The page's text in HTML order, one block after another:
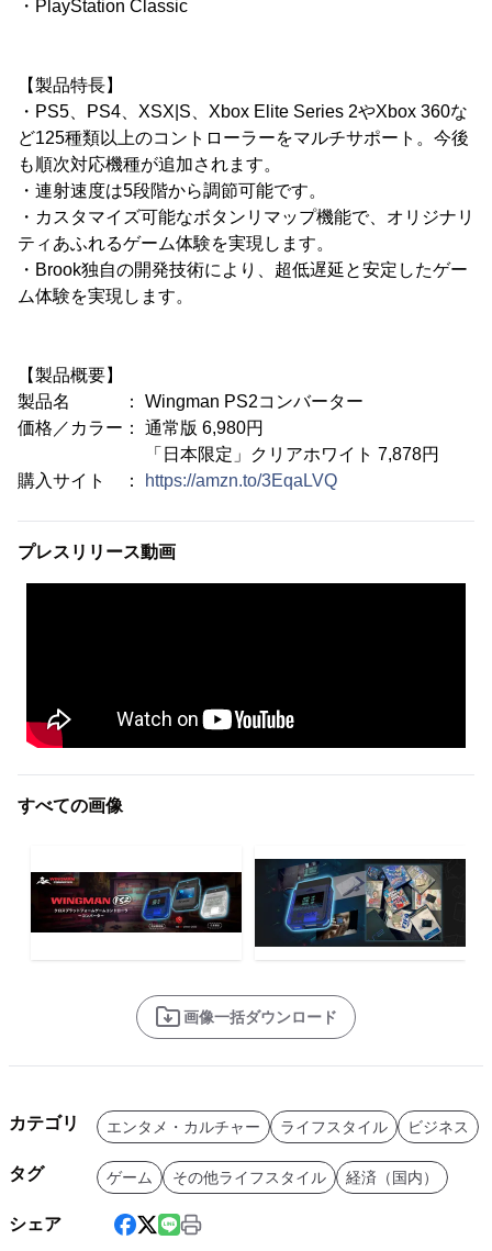
・PlayStation Classic
【製品特長】
・PS5、PS4、XSX|S、Xbox Elite Series 2やXbox 360な
ど125種類以上のコントローラーをマルチサポート。今後
も順次対応機種が追加されます。
・連射速度は5段階から調節可能です。
・カスタマイズ可能なボタンリマップ機能で、オリジナリ
ティあふれるゲーム体験を実現します。
・Brook独自の開発技術により、超低遅延と安定したゲー
ム体験を実現します。
【製品概要】
製品名 ： Wingman PS2コンバーター
価格／カラー： 通常版 6,980円
「日本限定」クリアホワイト 7,878円
購入サイト ：
https://amzn.to/3EqaLVQ
プレスリリース動画
すべての画像
画像一括ダウンロード
カテゴリ エンタメ・カルチャー ライフスタイル ビジネス
タグ ゲーム その他ライフスタイル 経済（国内）
シェア